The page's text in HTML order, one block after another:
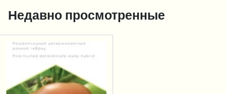
Недавно просмотренные